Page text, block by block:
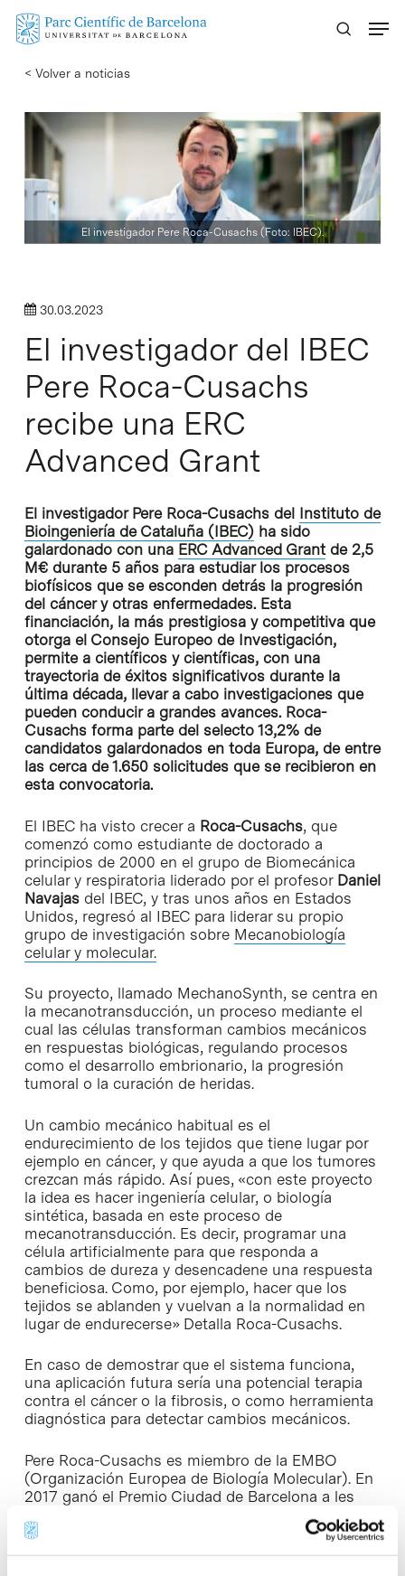
Skip
content
< Volver a noticias
El investigador Pere Roca-Cusachs (Foto: IBEC).
30.03.2023
El investigador del IBEC
Pere Roca-Cusachs
recibe una ERC
Advanced Grant
El investigador Pere Roca-Cusachs del Instituto de
Bioingeniería de Cataluña (IBEC)ha sido
galardonado con una ERC Advanced Grantde 2,5
M€ durante 5 años para estudiar los procesos
biofísicos que se esconden detrás la progresión
del cáncer y otras enfermedades. Esta
financiación, la más prestigiosa y competitiva que
otorga el Consejo Europeo de Investigación,
permite a científicos y científicas, con una
trayectoria de éxitos significativos durante la
última década, llevar a cabo investigaciones que
pueden conducir a grandes avances. Roca-
Cusachs forma parte del selecto 13,2% de
candidatos galardonados en toda Europa, de entre
las cerca de 1.650 solicitudes que se recibieron en
esta convocatoria.
El IBEC ha visto crecer a Roca-Cusachs, que
comenzó como estudiante de doctorado a
principios de 2000 en el grupo de Biomecánica
celular y respiratoria liderado por el profesor Daniel
Navajasdel IBEC, y tras unos años en Estados
Unidos, regresó al IBEC para liderar su propio
grupo de investigación sobre Mecanobiología
celular y molecular.
Su proyecto, llamado MechanoSynth, se centra en
la mecanotransducción, un proceso mediante el
cual las células transforman cambios mecánicos
en respuestas biológicas, regulando procesos
como el desarrollo embrionario, la progresión
tumoral o la curación de heridas.
Un cambio mecánico habitual es el
endurecimiento de los tejidos que tiene lugar por
ejemplo en cáncer, y que ayuda a que los tumores
crezcan más rápido. Así pues, «con este proyecto
la idea es hacer ingeniería celular, o biología
sintética, basada en este proceso de
mecanotransducción. Es decir, programar una
célula artificialmente para que responda a
cambios de dureza y desencadene una respuesta
beneficiosa. Como, por ejemplo, hacer que los
tejidos se ablanden y vuelvan a la normalidad en
lugar de endurecerse» Detalla Roca-Cusachs.
En caso de demostrar que el sistema funciona,
una aplicación futura sería una potencial terapia
contra el cáncer o la fibrosis, o como herramienta
diagnóstica para detectar cambios mecánicos.
Pere Roca-Cusachs es miembro de la EMBO
(Organización Europea de Biología Molecular). En
2017 ganó el Premio Ciudad de Barcelona a les
EBSA
Young Investigator’s Prize
. El investigador también